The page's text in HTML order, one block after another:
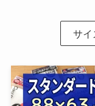
サイ